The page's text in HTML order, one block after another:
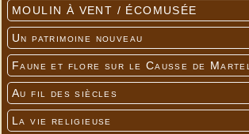
MOULIN À VENT / ÉCOMUSÉE
Un patrimoine nouveau
Faune et flore sur le Causse de Martel
Au fil des siècles
La vie religieuse